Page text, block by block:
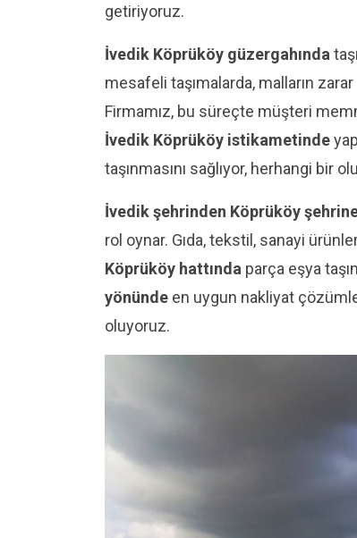
getiriyoruz.
İvedik Köprüköy güzergahında
mesafeli taşımalarda, malların
Firmamız, bu süreçte müşteri
İvedik Köprüköy istikametinde
taşınmasını sağlıyor, herhangi
İvedik şehrinden Köprüköy
rol oynar. Gıda, tekstil, sanayi
Köprüköy hattında parça eşya
yönünde en uygun nakliyat
oluyoruz.